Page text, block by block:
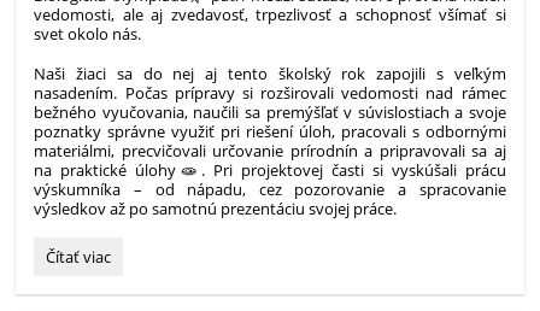
vedomosti, ale aj zvedavosť, trpezlivosť a schopnosť všímať si
svet okolo nás.
Naši žiaci sa do nej aj tento školský rok zapojili s veľkým
nasadením. Počas prípravy si rozširovali vedomosti nad rámec
bežného vyučovania, naučili sa premýšľať v súvislostiach a svoje
poznatky správne využiť pri riešení úloh, pracovali s odbornými
materiálmi, precvičovali určovanie prírodnín a pripravovali sa aj
na praktické úlohy🧫. Pri projektovej časti si vyskúšali prácu
výskumníka – od nápadu, cez pozorovanie a spracovanie
výsledkov až po samotnú prezentáciu svojej práce.
Príroda
lupou
Čítať viac